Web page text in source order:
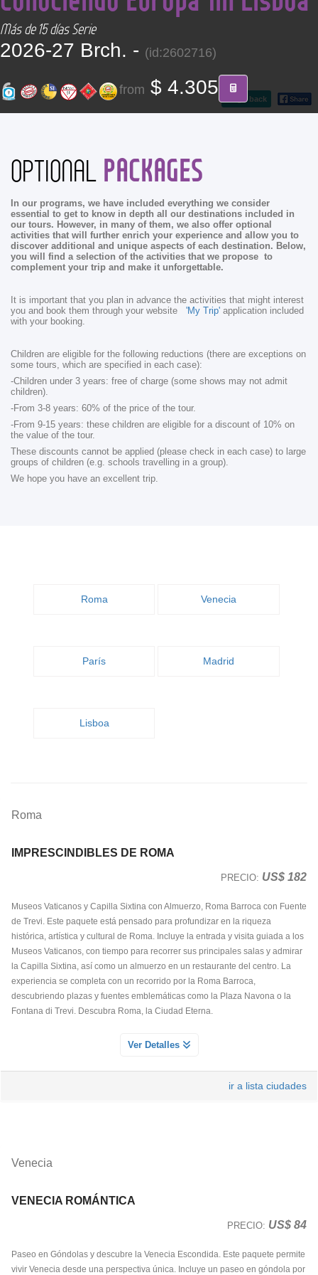
CONTACT
Find your Tour
go back
Más de 15 días Serie
2026-27 Brch. - (id:2602716)
from $ 4.305
OPTIONAL PACKAGES
In our programs, we have included everything we consider
essential to get to know in depth all our destinations included in
our tours. However, in many of them, we also offer optional
activities that will further enrich your experience and allow you to
discover additional and unique aspects of each destination. Below,
you will find a selection of the activities that we propose to
complement your trip and make it unforgettable.
It is important that you plan in advance the activities that might interest
you and book them through your website 'My Trip' application included
with your booking.
Children are eligible for the following reductions (there are exceptions on
some tours, which are specified in each case):
-Children under 3 years: free of charge (some shows may not admit
children).
-From 3-8 years: 60% of the price of the tour.
-From 9-15 years: these children are eligible for a discount of 10% on
the value of the tour.
These discounts cannot be applied (please check in each case) to large
groups of children (e.g. schools travelling in a group).
We hope you have an excellent trip.
Roma Venecia
París Madrid
Lisboa
Roma
IMPRESCINDIBLES DE ROMA
PRECIO: US$ 182
Museos Vaticanos y Capilla Sixtina con Almuerzo, Roma Barroca con Fuente
de Trevi. Este paquete está pensado para profundizar en la riqueza
histórica, artística y cultural de Roma. Incluye la entrada y visita guiada a los
Museos Vaticanos, con tiempo para recorrer sus principales salas y admirar
la Capilla Sixtina, así como un almuerzo en un restaurante del centro. La
experiencia se completa con un recorrido por la Roma Barroca,
descubriendo plazas y fuentes emblemáticas como la Plaza Navona o la
Fontana di Trevi. Descubra Roma, la Ciudad Eterna.
ALMUERZO EN RESTAURANTE CENTRICO DE ROMA
Acompañados de un experto guía conoceremos las salas más destacadas
estancias en las que tendremos la oportunidad de apreciar algunas de las
Nuestro punto culminante será la Capilla Sixtina, deslumbrante tras su
Ver Detalles
ir a lista ciudades
Venecia
VENECIA ROMÁNTICA
PRECIO: US$ 84
Paseo en Góndolas y descubre la Venecia Escondida. Este paquete permite
vivir Venecia desde una perspectiva única. Incluye un paseo en góndola por